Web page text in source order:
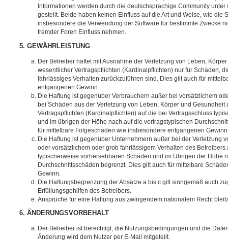
Informationen werden durch die deutschsprachige Community
gestellt. Beide haben keinen Einfluss auf die Art und Weise, wie die
insbesondere die Verwendung der Software für bestimmte Zwecke
fremder Foren Einfluss nehmen.
5. GEWÄHRLEISTUNG
Der Betreiber haftet mit Ausnahme der Verletzung von Leben,
wesentlicher Vertragspflichten (Kardinalpflichten) nur für Schäden,
fahrlässiges Verhalten zurückzuführen sind. Dies gilt auch für
entgangenen Gewinn.
Die Haftung ist gegenüber Verbrauchern außer bei vorsätzlichem
bei Schäden aus der Verletzung von Leben, Körper und
Vertragspflichten (Kardinalpflichten) auf die bei Vertragsschluss
und im übrigen der Höhe nach auf die vertragstypischen
für mittelbare Folgeschäden wie insbesondere entgangenen
Die Haftung ist gegenüber Unternehmern außer bei der Verletzung
oder vorsätzlichem oder grob fahrlässigem Verhalten des Betreibers
typischerweise vorhersehbaren Schäden und im Übrigen der Höhe
Durchschnittsschäden begrenzt. Dies gilt auch für mittelbare
Gewinn.
Die Haftungsbegrenzung der Absätze a bis c gilt sinngemäß auch
Erfüllungsgehilfen des Betreibers.
Ansprüche für eine Haftung aus zwingendem nationalem Recht
6. ÄNDERUNGSVORBEHALT
Der Betreiber ist berechtigt, die Nutzungsbedingungen und die
Änderung wird dem Nutzer per E-Mail mitgeteilt.